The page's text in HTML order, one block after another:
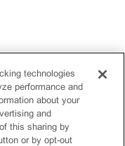
technologies
performance and
about your
and
this sharing by
or by opt-out